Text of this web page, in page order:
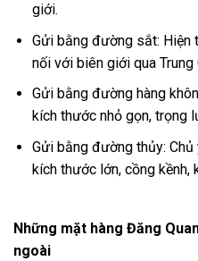
giới.
Gửi bằng đường sắt:
nối với biên giới qua Trung
Gửi bằng đường hàng
kích thước nhỏ gọn, trọng
Gửi bằng đường thủy:
kích thước lớn, cồng kềnh,
Những mặt hàng Đăng
ngoài